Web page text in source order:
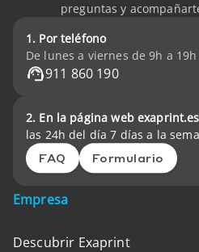
preguntas y
1. Por teléfono
De lunes a viernes de 9h a 19h
911 860 190
2. En la página web exaprint.es
las 24h del día 7 días a la
FAQ Formulario
Empresa
Descubrir Exaprint